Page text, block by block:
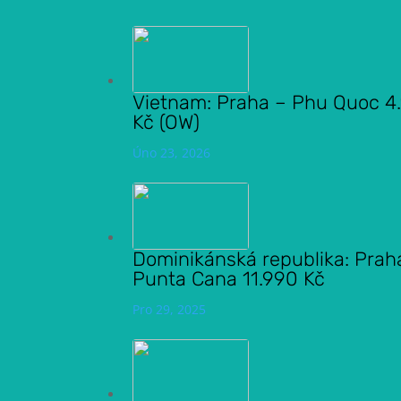
Vietnam: Praha – Phu Quoc
Kč (OW)
Úno 23, 2026
Dominikánská republika:
Punta Cana 11.990 Kč
Pro 29, 2025